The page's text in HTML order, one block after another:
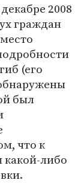
2008
граждан
(его
был
что к
какой-либо